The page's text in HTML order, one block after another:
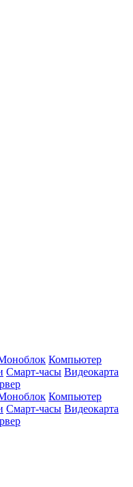
Компьютер
Смарт-часы Видеокарта
Компьютер
Смарт-часы Видеокарта